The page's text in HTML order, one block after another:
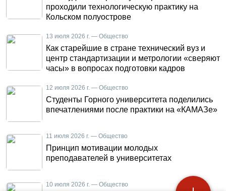
проходили технологическую практику на
Кольском полуострове
13 июля 2026 г. — Общество
Как старейшие в стране технический вуз и
центр стандартизации и метрологии «сверяют
часы» в вопросах подготовки кадров
12 июля 2026 г. — Общество
Студенты Горного университета поделились
впечатлениями после практики на «КАМАЗе»
11 июля 2026 г. — Общество
Принцип мотивации молодых
преподавателей в университетах
10 июля 2026 г. — Общество